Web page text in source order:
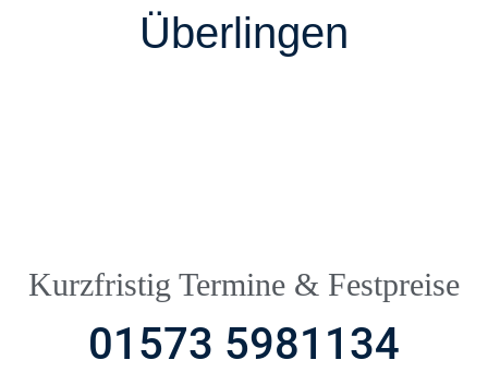
Überlingen
Kurzfristig Termine & Festpreise
01573 5981134